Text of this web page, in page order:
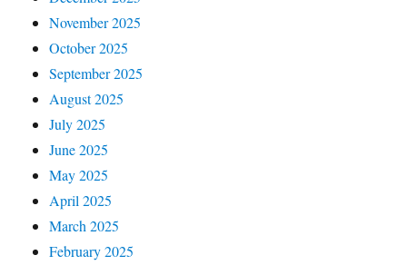
November 2025
October 2025
September 2025
August 2025
July 2025
June 2025
May 2025
April 2025
March 2025
February 2025